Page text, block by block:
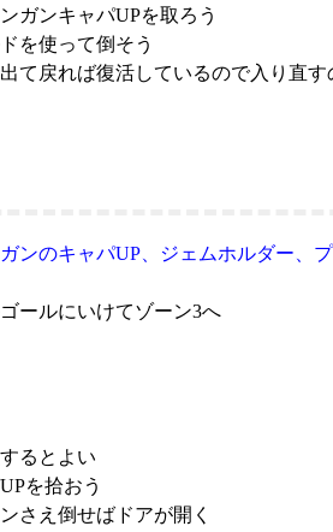
ガンキャパUPを取ろう
を使って倒そう
て戻れば復活しているので入り直す
ンのキャパUP、ジェムホルダー、
ールにいけてゾーン3へ
るとよい
を拾おう
さえ倒せばドアが開く